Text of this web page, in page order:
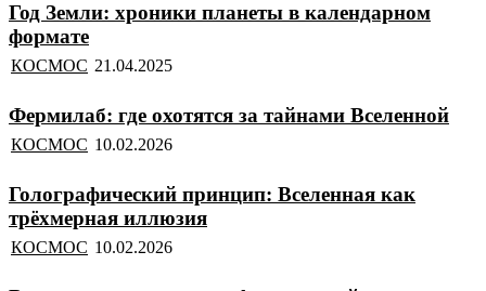
Год Земли: хроники планеты в календарном
формате
КОСМОС
Фермилаб: где охотятся за тайнами Вселенной
КОСМОС
Голографический принцип: Вселенная как
трёхмерная иллюзия
КОСМОС